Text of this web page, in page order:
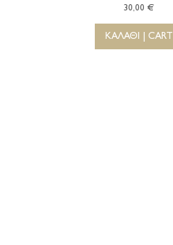
Τιμή
30,00 €
ΚΑΛΑΘΙ | CART